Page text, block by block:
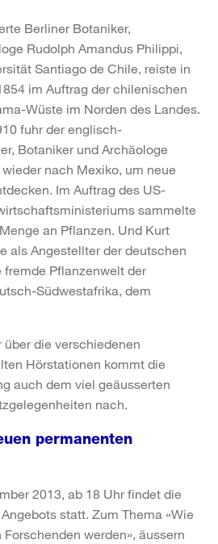
Berliner Botaniker,
Rudolph Amandus Philippi,
Santiago de Chile, reiste in
im Auftrag der chilenischen
Wüste im Norden des Landes.
fuhr der englisch-
Botaniker und Archäologe
nach Mexiko, um neue
Im Auftrag des US-
sammelte
an Pflanzen. Und Kurt
als Angestellter der deutschen
fremde Pflanzenwelt der
Südwestafrika, dem
die verschiedenen
Hörstationen kommt die
auch dem viel geäusserten
nach.
permanenten
2013, ab 18 Uhr findet die
statt. Zum Thema «Wie
werden», äussern